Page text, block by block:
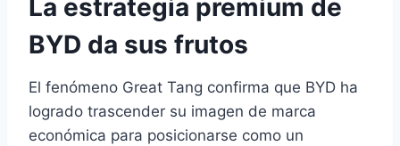
La estrategia premium de
BYD da sus frutos
El fenómeno Great Tang confirma que BYD ha
logrado trascender su imagen de marca
económica para posicionarse como un